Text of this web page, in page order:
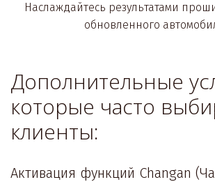
Наслаждайтесь результатами
обновленного
Дополнительные
которые часто
клиенты:
Активация функций Changan